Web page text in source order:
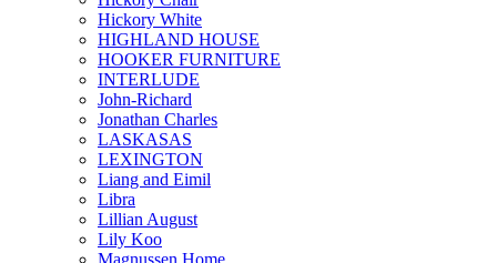
Hickory White
HIGHLAND HOUSE
HOOKER FURNITURE
INTERLUDE
John-Richard
Jonathan Charles
LASKASAS
LEXINGTON
Liang and Eimil
Libra
Lillian August
Lily Koo
Magnussen Home